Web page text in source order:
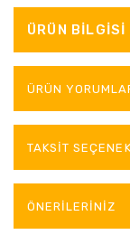
ÜRÜN BILGISI
ÜRÜN
TAKSIT
ÖNERILERINIZ